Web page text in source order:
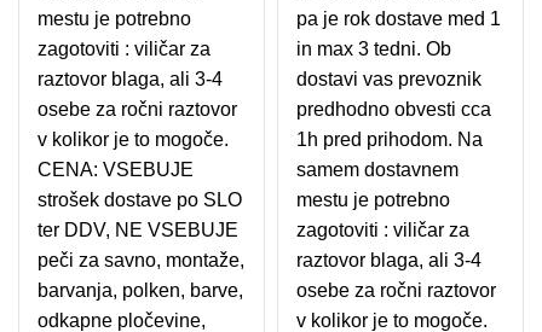
mestu je potrebno
zagotoviti : viličar za
raztovor blaga, ali 3-4
osebe za ročni raztovor
v kolikor je to mogoče.
CENA: VSEBUJE
strošek dostave po SLO
ter DDV, NE VSEBUJE
peči za savno, montaže,
barvanja, polken, barve,
odkapne pločevine,
pa je rok dostave med 1
in max 3 tedni. Ob
dostavi vas prevoznik
predhodno obvesti cca
1h pred prihodom. Na
samem dostavnem
mestu je potrebno
zagotoviti : viličar za
raztovor blaga, ali 3-4
osebe za ročni raztovor
v kolikor je to mogoče.